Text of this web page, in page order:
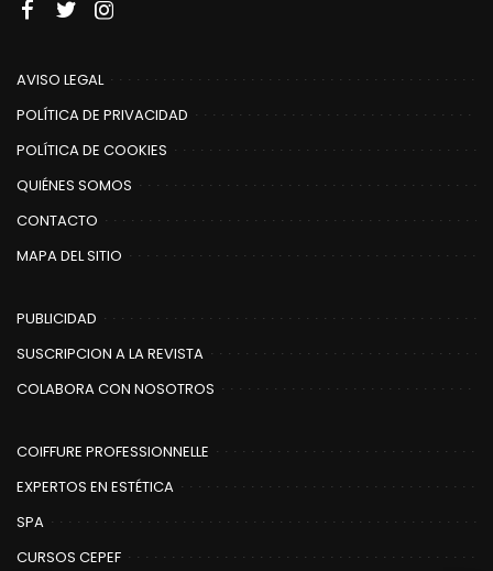
AVISO LEGAL
POLÍTICA DE PRIVACIDAD
POLÍTICA DE COOKIES
QUIÉNES SOMOS
CONTACTO
MAPA DEL SITIO
PUBLICIDAD
SUSCRIPCION A LA REVISTA
COLABORA CON NOSOTROS
COIFFURE PROFESSIONNELLE
EXPERTOS EN ESTÉTICA
SPA
CURSOS CEPEF